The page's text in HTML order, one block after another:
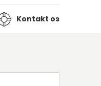
Kontakt os